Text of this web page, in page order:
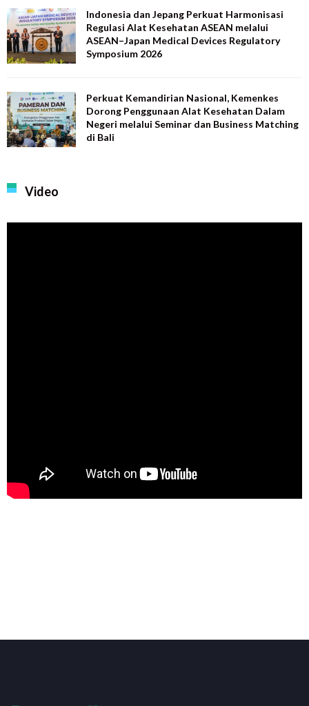
Indonesia dan Jepang Perkuat Harmonisasi
Regulasi Alat Kesehatan ASEAN melalui
ASEAN–Japan Medical Devices Regulatory
Symposium 2026
Perkuat Kemandirian Nasional, Kemenkes
Dorong Penggunaan Alat Kesehatan Dalam
Negeri melalui Seminar dan Business Matching
di Bali
Video